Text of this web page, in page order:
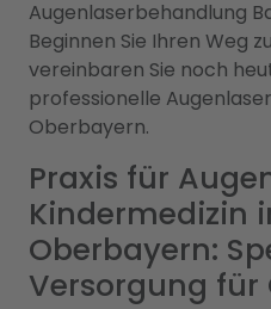
Augenlaserbehandlung
Beginnen Sie Ihren Weg
vereinbaren Sie noch
professionelle
Oberbayern.
Praxis für
Kindermedizin
Oberbayern:
Versorgung für